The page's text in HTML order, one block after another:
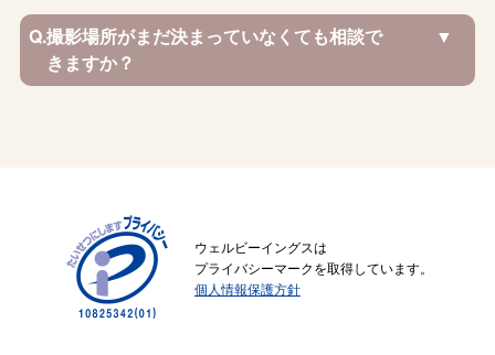
Q.撮影場所がまだ決まっていなくても相談で
きますか？
ウェルビーイングスは
プライバシーマークを取得しています。
個人情報保護方針